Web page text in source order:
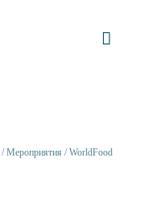
Мероприятия
WorldFood